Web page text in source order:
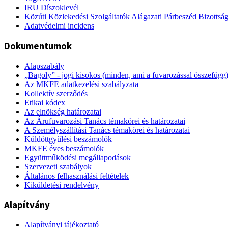
IRU Díszoklevél
Közúti Közlekedési Szolgáltatók Alágazati Párbeszéd
Adatvédelmi incidens
Dokumentumok
Alapszabály
„Bagoly” - jogi kisokos (minden, ami a fuvarozással összefügg)
Az MKFE adatkezelési szabályzata
Kollektív szerződés
Etikai kódex
Az elnökség határozatai
Az Árufuvarozási Tanács témakörei és határozatai
A Személyszállítási Tanács témakörei és határozatai
Küldöttgyűlési beszámolók
MKFE éves beszámolók
Együttműködési megállapodások
Szervezeti szabályok
Általános felhasználási feltételek
Kiküldetési rendelvény
Alapítvány
Alapítványi tájékoztató